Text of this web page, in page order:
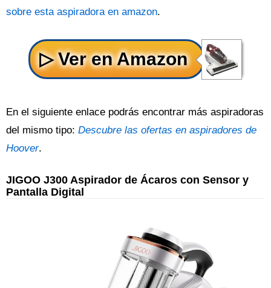
sobre esta aspiradora en amazon.
En el siguiente enlace podrás encontrar más aspiradoras
del mismo tipo: Descubre las ofertas en aspiradores de
Hoover.
JIGOO J300 Aspirador de Ácaros con Sensor y
Pantalla Digital